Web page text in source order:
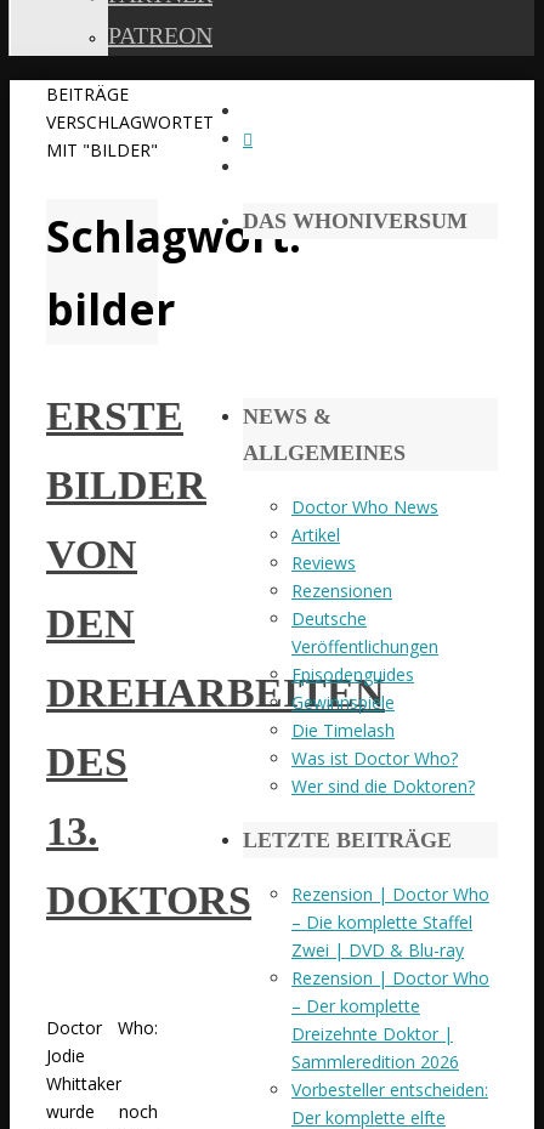
PATREON
START
BEITRÄGE
VERSCHLAGWORTET
MIT "BILDER"
Schlagwort:
bilder
ERSTE
BILDER
VON
DEN
DREHARBEITEN
DES
13.
DOKTORS
Doctor Who:
Jodie
Whittaker
wurde noch
DAS WHONIVERSUM
NEWS &
ALLGEMEINES
Doctor Who News
Artikel
Reviews
Rezensionen
Deutsche
Veröffentlichungen
Episodenguides
Gewinnspiele
Die Timelash
Was ist Doctor Who?
Wer sind die Doktoren?
LETZTE BEITRÄGE
Rezension | Doctor Who
– Die komplette Staffel
Zwei | DVD & Blu-ray
Rezension | Doctor Who
– Der komplette
Dreizehnte Doktor |
Sammleredition 2026
Vorbesteller entscheiden:
Der komplette elfte